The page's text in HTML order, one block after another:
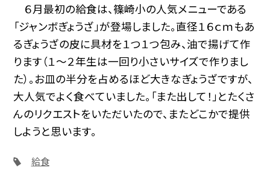
６月最初の給食は、篠崎小の人気メニューである
「ジャンボぎょうざ」が登場しました。直径１６ｃｍもあ
るぎょうざの皮に具材を１つ１つ包み、油で揚げて作
ります（１～２年生は一回り小さいサイズで作りまし
た）。お皿の半分を占めるほど大きなぎょうざですが、
大人気でよく食べていました。「また出して！」とたくさ
んのリクエストをいただいたので、またどこかで提供
しようと思います。
給食